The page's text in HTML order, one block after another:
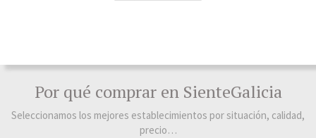
Por qué comprar en SienteGalicia
Seleccionamos los mejores establecimientos por situación, calidad,
precio…